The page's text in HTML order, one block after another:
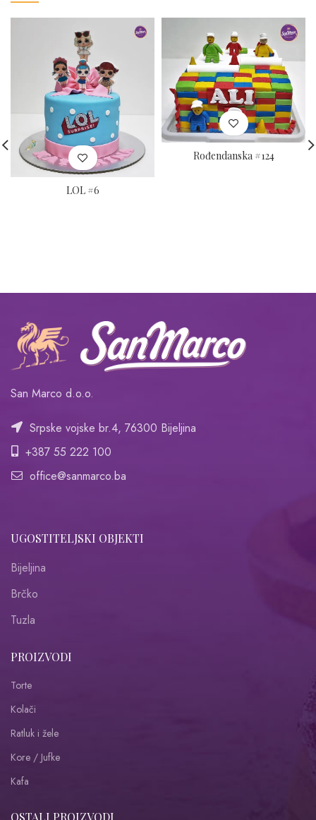
LOL #6
Rođendanska #124
San Marco d.o.o.
Srpske vojske br.4, 76300 Bijeljina
+387 55 222 100
office@sanmarco.ba
UGOSTITELJSKI OBJEKTI
Bijeljina
Brčko
Tuzla
PROIZVODI
Torte
Kolači
Ratluk i žele
Kore / Jufke
Kafa